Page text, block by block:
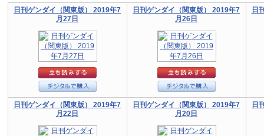
日刊ゲンダイ（関東版） 2019年7
月27日
日刊ゲンダイ（関東版） 2019年7
月26日
日
日刊ゲンダイ（関東版） 2019年7
月22日
日刊ゲンダイ（関東版） 2019年7
月20日
日